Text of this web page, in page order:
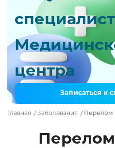
центра
Записаться к
Главная / Заболевания / Перелом